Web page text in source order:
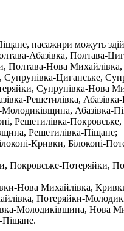
пасажири можуть
Абазівка, Полтава-
Полтава-Нова
Супрунівка-Циганське,
Супрунівка-Нова
Решетилівка,
Абазівка-
Решетилівка-
Решетилівка-Піщане;
Кривки, Білоконі-
Покровське-Потеряйки,
Нова Михайлівка,
Потеряйки-
Молодиківщина, Нова